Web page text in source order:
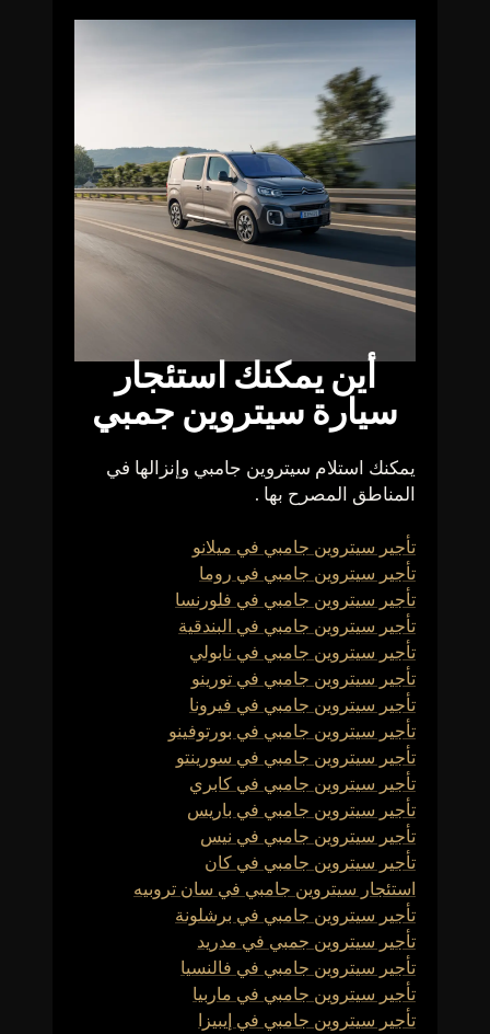
أين يمكنك استئجار
سيارة سيتروين جمبي
يمكنك استلام سيتروين جامبي وإنزالها في
المناطق المصرح بها .
تأجير سيتروين جامبي في ميلانو
تأجير سيتروين جامبي في روما
تأجير سيتروين جامبي في فلورنسا
تأجير سيتروين جامبي في البندقية
تأجير سيتروين جامبي في نابولي
تأجير سيتروين جامبي في تورينو
تأجير سيتروين جامبي في فيرونا
تأجير سيتروين جامبي في بورتوفينو
تأجير سيتروين جامبي في سورينتو
تأجير سيتروين جامبي في كابري
تأجير سيتروين جامبي في باريس
تأجير سيتروين جامبي في نيس
تأجير سيتروين جامبي في كان
استئجار سيتروين جامبي في سان تروبيه
تأجير سيتروين جامبي في برشلونة
تأجير سيتروين جمبي في مدريد
تأجير سيتروين جامبي في فالنسيا
تأجير سيتروين جامبي في ماربيا
تأجير سيتروين جامبي في إيبيزا